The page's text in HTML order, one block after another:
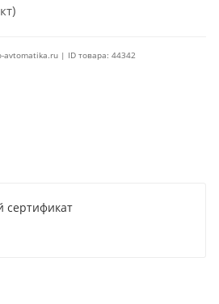
avtomatika.ru | ID товара: 44342
сертификат